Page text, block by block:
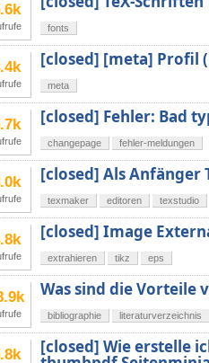
fonts
[closed] [meta] Profil
meta
[closed] Fehler: Bad
changepage fehler-meldungen
[closed] Als Anfänger
texmaker editoren texstudio
[closed] Image
extrahieren tikz eps
Was sind die Vorteile
bibliographie literaturverzeichnis
[closed] Wie erstelle